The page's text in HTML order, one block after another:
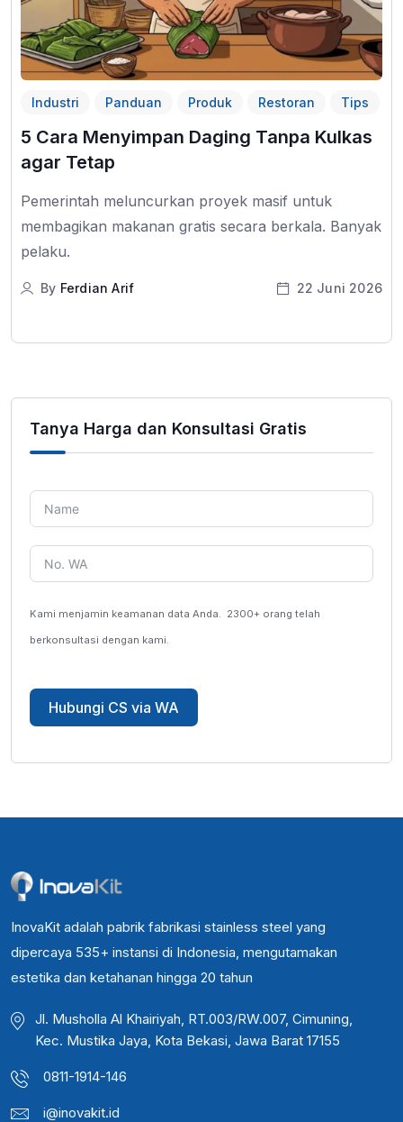
Industri Panduan Produk Restoran Tips
5 Cara Menyimpan Daging Tanpa Kulkas
agar Tetap
Pemerintah meluncurkan proyek masif untuk
membagikan makanan gratis secara berkala. Banyak
pelaku.
By Ferdian Arif 22 Juni 2026
Tanya Harga dan Konsultasi Gratis
Kami menjamin keamanan data Anda. 2300+ orang telah
berkonsultasi dengan kami.
Hubungi CS via WA
InovaKit adalah pabrik fabrikasi stainless steel yang
dipercaya 535+ instansi di Indonesia, mengutamakan
estetika dan ketahanan hingga 20 tahun
Jl. Musholla Al Khairiyah, RT.003/RW.007, Cimuning,
Kec. Mustika Jaya, Kota Bekasi, Jawa Barat 17155
0811-1914-146
i@inovakit.id